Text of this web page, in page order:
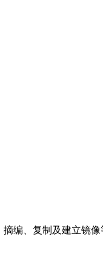
编、复制及建立镜像